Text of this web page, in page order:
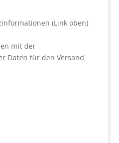
(Link oben)
mit der
Daten für den Versand